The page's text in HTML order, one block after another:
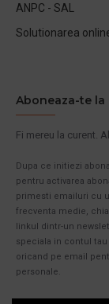
ANPC - SAL
Solutionarea
Aboneaza-te
Fi mereu la curent.
Dupa ce initiezi
pentru activarea
primesti emailuri cu
frecventa medie,
linkul dintr-un
speciala in contul
oricand pe email
personale.